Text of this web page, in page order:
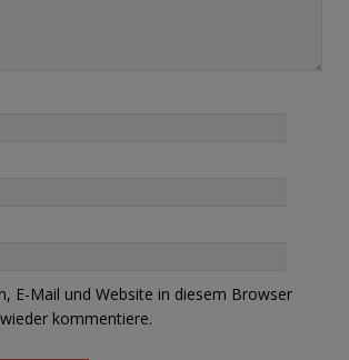
E-Mail und Website in diesem Browser
kommentiere.